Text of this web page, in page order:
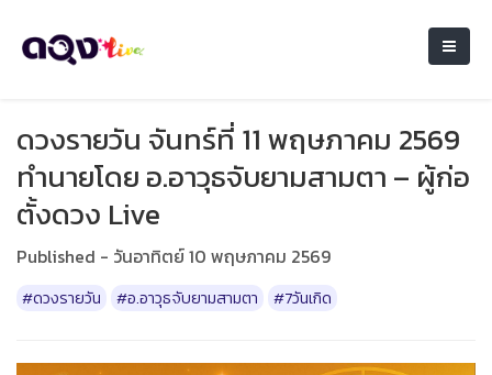
ดวงรายวัน จันทร์ที่ 11 พฤษภาคม 2569
ทำนายโดย อ.อาวุธจับยามสามตา – ผู้ก่อ
ตั้งดวง Live
Published - วันอาทิตย์ 10 พฤษภาคม 2569
#ดวงรายวัน #อ.อาวุธจับยามสามตา #7วันเกิด